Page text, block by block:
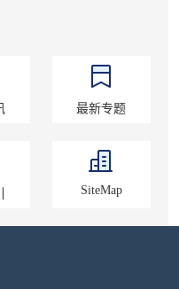
最新专题
SiteMap